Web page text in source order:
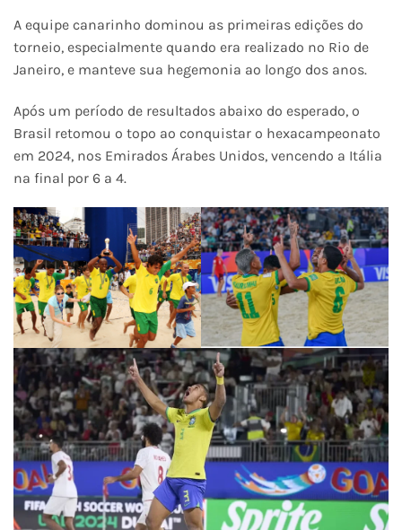
A equipe canarinho dominou as primeiras edições do
torneio, especialmente quando era realizado no Rio de
Janeiro, e manteve sua hegemonia ao longo dos anos.
Após um período de resultados abaixo do esperado, o
Brasil retomou o topo ao conquistar o hexacampeonato
em 2024, nos Emirados Árabes Unidos, vencendo a Itália
na final por 6 a 4.